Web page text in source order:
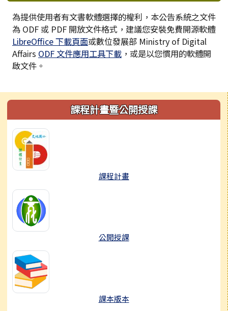
為提供使用者有文書軟體選擇的權利，本公告系統之文件
為 ODF 或 PDF 開放文件格式，建議您安裝免費開源軟體
LibreOffice 下載頁面或數位發展部 Ministry of Digital
Affairs ODF 文件應用工具下載 ，或是以您慣用的軟體開
啟文件。
左邊區域內容課程計畫暨公開授課
課程計畫
公開授課
課本版本